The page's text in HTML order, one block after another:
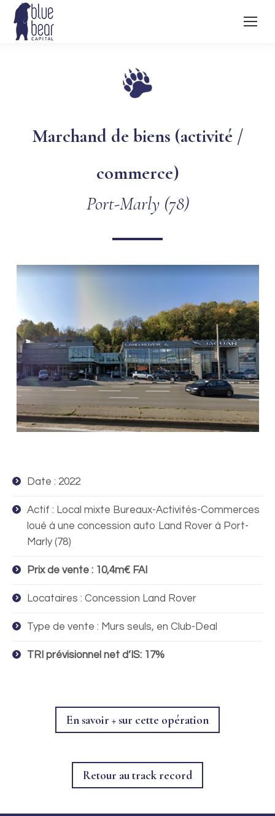
Marchand de biens (activité /
commerce)
Port-Marly (78)
Date : 2022
Actif : Local mixte Bureaux-Activités-Commerces
loué à une concession auto Land Rover à Port-
Marly (78)
Prix de vente : 10,4m€ FAI
Locataires : Concession Land Rover
Type de vente : Murs seuls, en Club-Deal
TRI prévisionnel net d’IS: 17%
En savoir + sur cette opération
Retour au track record